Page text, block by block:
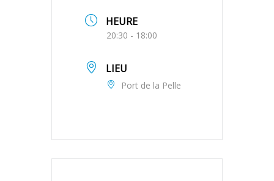
HEURE
20:30 - 18:00
LIEU
Port de la Pelle